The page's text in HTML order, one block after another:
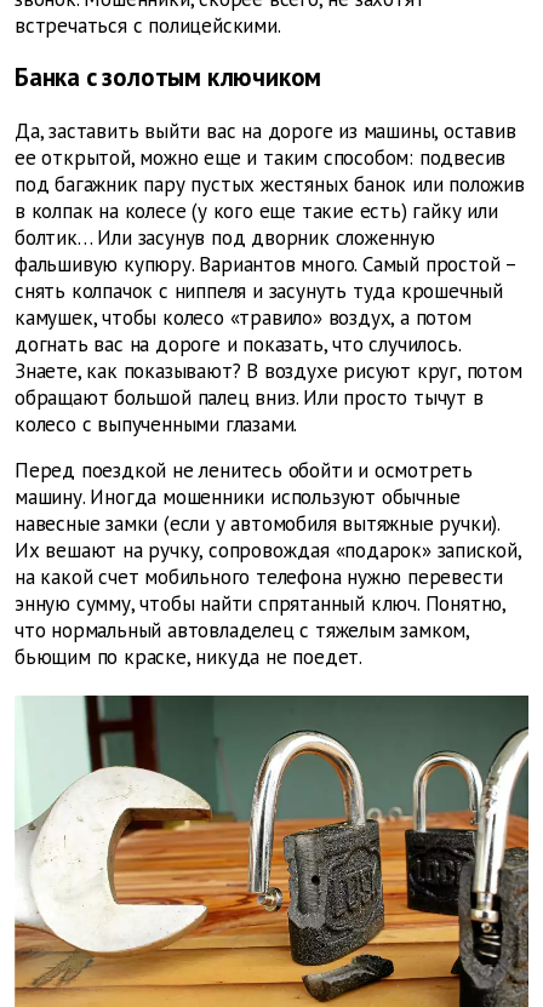
встречаться с полицейскими.
Банка с золотым ключиком
Да, заставить выйти вас на дороге из машины, оставив
ее открытой, можно еще и таким способом: подвесив
под багажник пару пустых жестяных банок или положив
в колпак на колесе (у кого еще такие есть) гайку или
болтик… Или засунув под дворник сложенную
фальшивую купюру. Вариантов много. Самый простой –
снять колпачок с ниппеля и засунуть туда крошечный
камушек, чтобы колесо «травило» воздух, а потом
догнать вас на дороге и показать, что случилось.
Знаете, как показывают? В воздухе рисуют круг, потом
обращают большой палец вниз. Или просто тычут в
колесо с выпученными глазами.
Перед поездкой не ленитесь обойти и осмотреть
машину. Иногда мошенники используют обычные
навесные замки (если у автомобиля вытяжные ручки).
Их вешают на ручку, сопровождая «подарок» запиской,
на какой счет мобильного телефона нужно перевести
энную сумму, чтобы найти спрятанный ключ. Понятно,
что нормальный автовладелец с тяжелым замком,
бьющим по краске, никуда не поедет.